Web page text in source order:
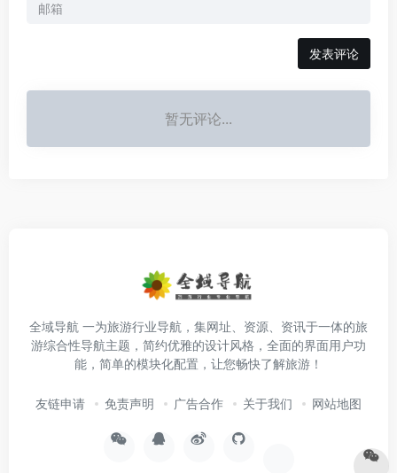
发表评论
暂无评论...
全域导航 一为旅游行业导航，集网址、资源、资讯于一体的旅
游综合性导航主题，简约优雅的设计风格，全面的界面用户功
能，简单的模块化配置，让您畅快了解旅游！
友链申请 免责声明 广告合作 关于我们 网站地图